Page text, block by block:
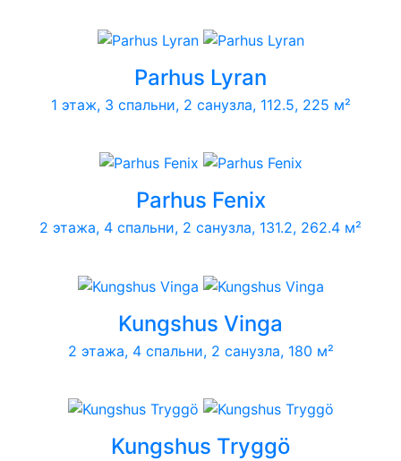
Parhus Lyran
1 этаж, 3 спальни, 2 санузла, 112.5, 225 м²
Parhus Fenix
2 этажа, 4 спальни, 2 санузла, 131.2, 262.4 м²
Kungshus Vinga
2 этажа, 4 спальни, 2 санузла, 180 м²
Kungshus Tryggö